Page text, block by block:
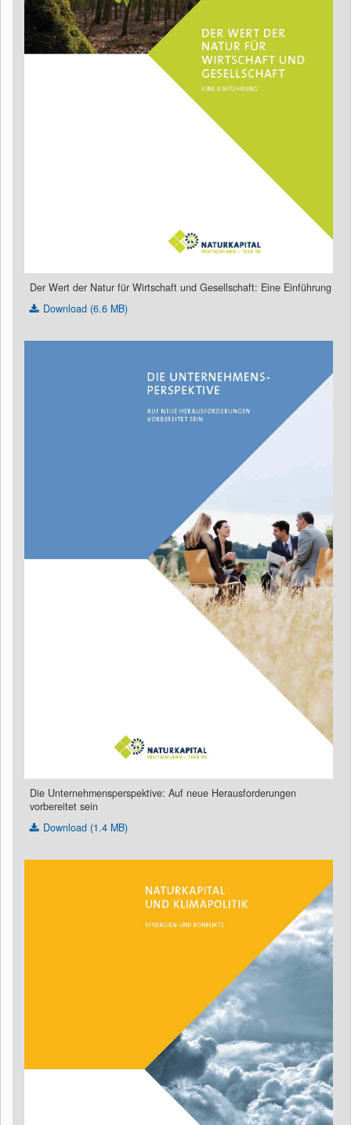
Der Wert der Natur für Wirtschaft und Gesellschaft: Eine Einführung
Download (6.6 MB)
Die Unternehmensperspektive: Auf neue Herausforderungen
vorbereitet sein
Download (1.4 MB)